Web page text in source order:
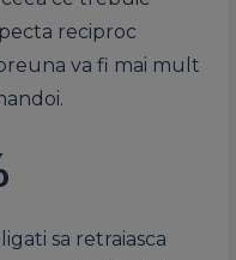
reciproc
va fi mai mult
sa retraiasca